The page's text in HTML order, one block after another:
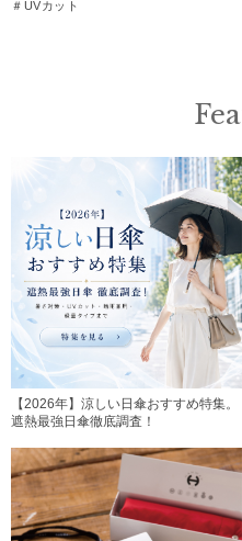
＃UVカット
【2026年】涼しい日傘おすすめ特集。
遮熱最強日傘徹底調査！